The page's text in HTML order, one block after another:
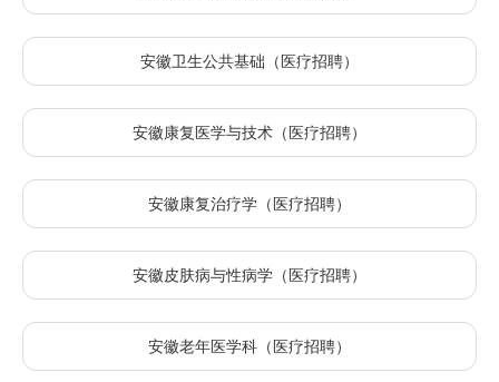
安徽卫生公共基础（医疗招聘）
安徽康复医学与技术（医疗招聘）
安徽康复治疗学（医疗招聘）
安徽皮肤病与性病学（医疗招聘）
安徽老年医学科（医疗招聘）